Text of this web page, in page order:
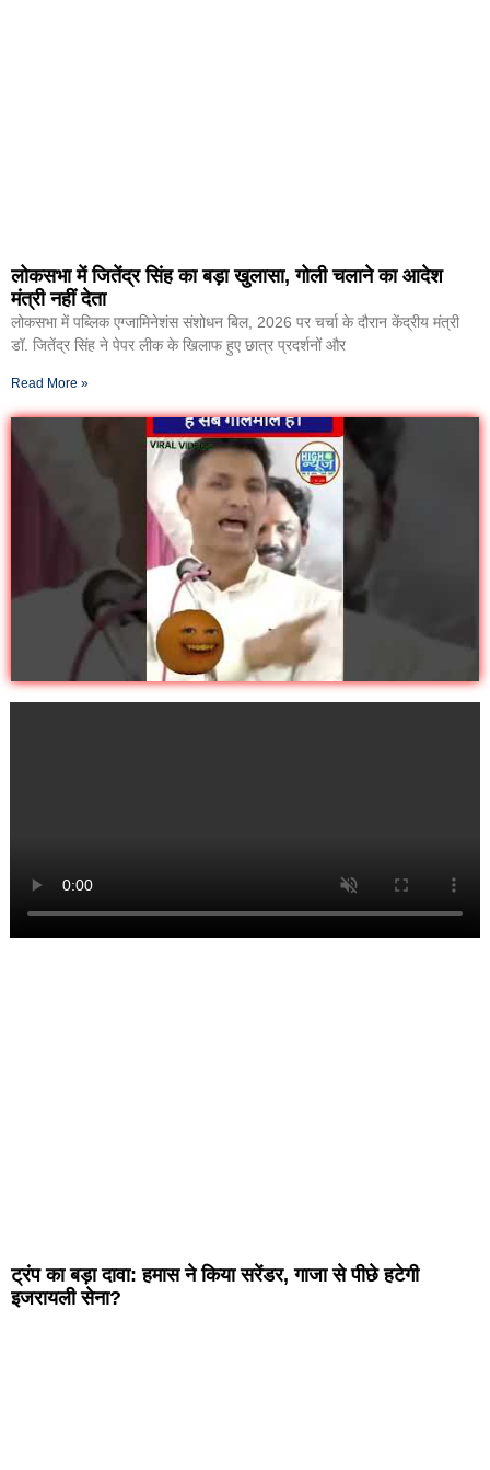
लोकसभा में जितेंद्र सिंह का बड़ा खुलासा, गोली चलाने का आदेश
मंत्री नहीं देता
लोकसभा में पब्लिक एग्जामिनेशंस संशोधन बिल, 2026 पर चर्चा के दौरान केंद्रीय मंत्री
डॉ. जितेंद्र सिंह ने पेपर लीक के खिलाफ हुए छात्र प्रदर्शनों और
Read More »
ट्रंप का बड़ा दावा: हमास ने किया सरेंडर, गाजा से पीछे हटेगी
इजरायली सेना?